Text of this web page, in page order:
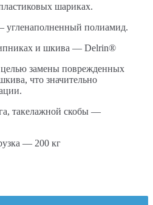
шариках.
полиамид.
и шкива — Delrin®
целью замены поврежденных
что значительно
такелажной скобы —
— 200 кг